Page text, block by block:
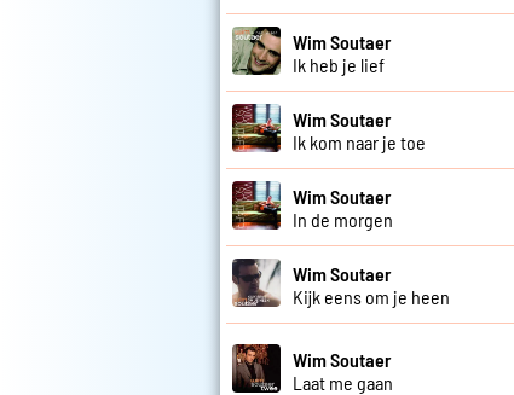
Wim Soutaer
Ik heb je lief
Wim Soutaer
Ik kom naar je toe
Wim Soutaer
In de morgen
Wim Soutaer
Kijk eens om je heen
Wim Soutaer
Laat me gaan